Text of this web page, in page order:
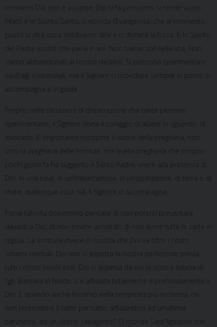
momenti Dio non è assente, Dio si fa prossimo, si rende vicino.
Infatti è lo Spirito Santo, ci ricorda l’Evangelista, che al momento
giusto ci dirà cosa dobbiamo dire e ci donerà la forza. È lo Spirito
del Padre vostro che parla in voi. Non siamo soli nella vita, Non
siamo abbandonati al nostro destino. Si possono sperimentare
naufragi esistenziali, ma il Signore ci riconduce sempre in porto, ci
accompagna e ci guida.
Proprio nelle situazioni di disperazione che tante persone
sperimentano, il Signore dona il coraggio di alzare lo sguardo, di
invocarlo. E’ importante riscoprire il valore della preghiera, non
solo la preghiera delle formule, ma quella preghiera che proprio
pochi giorni fa ha suggerito il Santo Padre, vivere alla presenza di
Dio, in una nave, in un’imbarcazione, in un’operazione, di terra o di
mare, qualunque essa sia. Il Signore ci accompagna.
Forse talvolta potremmo pensare di non poterci presentare
davanti a Dio, di non essere ascoltati, di non avere tutte le carte in
regola. La scrittura invece ci ricorda che Dio va oltre i nostri
schemi mentali. Dio non si aspetta la nostra perfezione previa,
tutti i nostri buoni esiti. Dio si aspetta da noi la nostra fiducia di
figli. Barbara in fondo si è affidata totalmente e profondamente a
Dio. E quando anche fossimo nella tempesta più rischiosa, chi
non tenterebbe il tutto per tutto, affidandosi ad un’ultima
barchetta, ad un ultimo salvagente? Ci ricorda Sant’Agostino che